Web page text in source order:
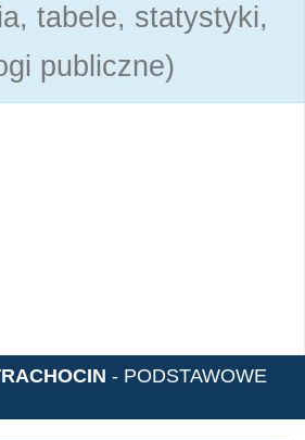
tabele, statystyki,
publiczne)
- PODSTAWOWE